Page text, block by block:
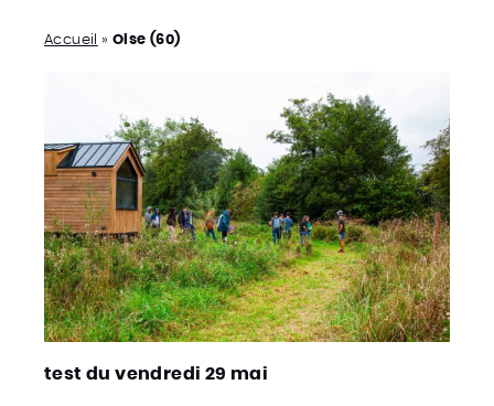
Accueil »Oise (60)
test du vendredi 29 mai